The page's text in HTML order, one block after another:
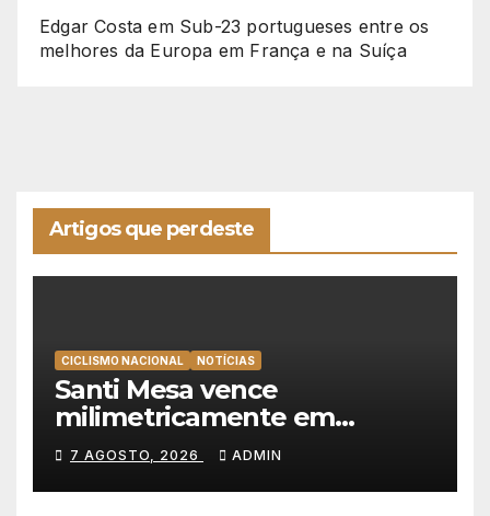
Edgar Costa em Sub-23 portugueses entre os
melhores da Europa em França e na Suíça
Artigos que perdeste
CICLISMO NACIONAL NOTÍCIAS
Santi Mesa vence
milimetricamente em
Albufeira, Rui Oliveira
mantém a amarela da Volta a
Portugal
7 AGOSTO, 2026 ADMIN